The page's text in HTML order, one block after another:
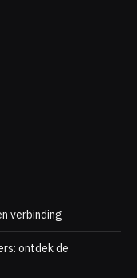
verbinding
ontdek de